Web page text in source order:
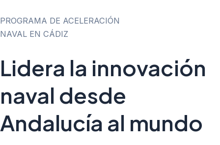
PROGRAMA DE ACELERACIÓN
NAVAL EN CÁDIZ
Lidera la innovación
naval desde
Andalucía al mundo